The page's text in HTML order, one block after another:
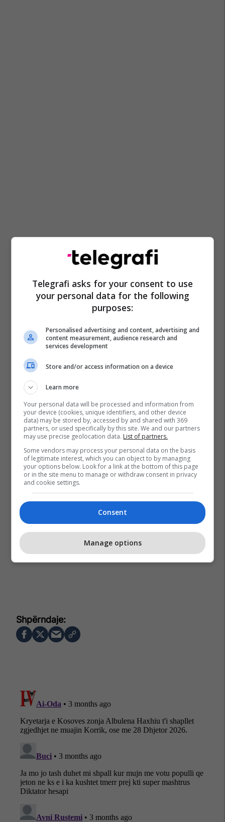
Telegrafi asks for your consent to use
your personal data for the following
purposes:
Personalised advertising and content, advertising and
content measurement, audience research and
services development
Store and/or access information on a device
Learn more
Your personal data will be processed and information from
your device (cookies, unique identifiers, and other device
data) may be stored by, accessed by and shared with 369
partners, or used specifically by this site. We and our partners
may use precise geolocation data. List of partners.
Some vendors may process your personal data on the basis
of legitimate interest, which you can object to by managing
your options below. Look for a link at the bottom of this page
or in the site menu to manage or withdraw consent in privacy
and cookie settings.
Consent
Manage options